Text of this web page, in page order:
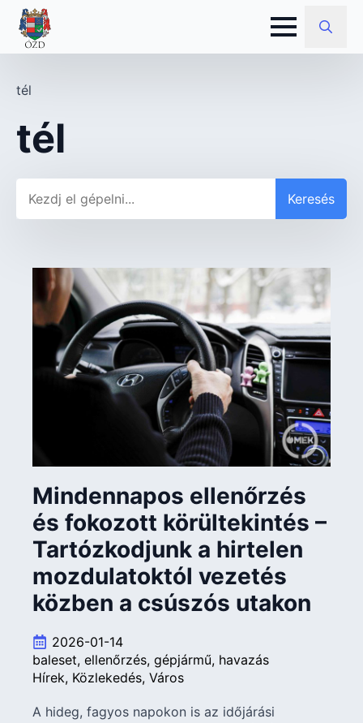
Search
tél
tél
Keresés
Mindennapos ellenőrzés
és fokozott körültekintés –
Tartózkodjunk a hirtelen
mozdulatoktól vezetés
közben a csúszós utakon
2026-01-14
baleset ellenőrzés gépjármű havazás
Hírek Közlekedés Város
A hideg, fagyos napokon is az időjárási